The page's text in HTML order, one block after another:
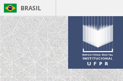
BRASIL